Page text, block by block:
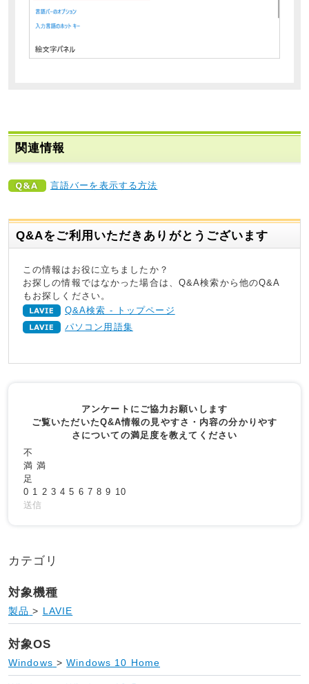
関連情報
言語バーを表示する方法
Q&Aをご利用いただきありがとうございます
この情報はお役に立ちましたか？
お探しの情報ではなかった場合は、Q&A検索から他のQ&A
もお探しください。
Q&A検索 - トップページ
パソコン用語集
アンケートにご協力お願いします
ご覧いただいたQ&A情報の見やすさ・内容の分かりやす
さについての満足度を教えてください
不
満 満
足
0 1 2 3 4 5 6 7 8 9 10
送信
カテゴリ
対象機種
製品 > LAVIE
対象OS
Windows > Windows 10 Home